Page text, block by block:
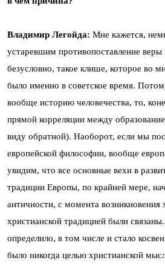
Владимир Легойда: Мне кажется,
устаревшим противопоставление веры
безусловно, такое клише, которое во
было именно в советское время.
вообще историю человечества, то,
прямой корреляции между
виду обратной). Наоборот, если мы
европейской философии, вообще
увидим, что все основные вехи в
традиции Европы, по крайней мере,
античности, с момента возникновения
христианской традицией были
определило, в том числе и стало
было никогда целью христианской